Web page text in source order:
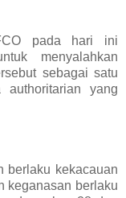
pada hari ini
menyalahkan
sebagai satu
authoritarian yang
berlaku kekacauan
keganasan berlaku